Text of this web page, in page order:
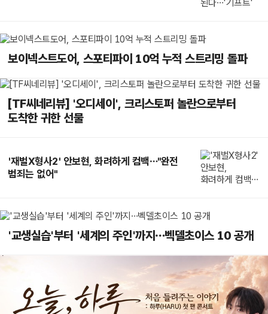
보이넥스트도어, 스포티파이 10억 누적 스트리밍 돌파
[TF씨네리뷰] '오디세이', 크리스토퍼 놀란으로부터
도착한 귀한 선물
'재벌X형사2' 안보현, 화려하게 컴백…"완전
범죄는 없어"
'교생실습'부터 '세계의 주인'까지…벡델초이스 10 공개